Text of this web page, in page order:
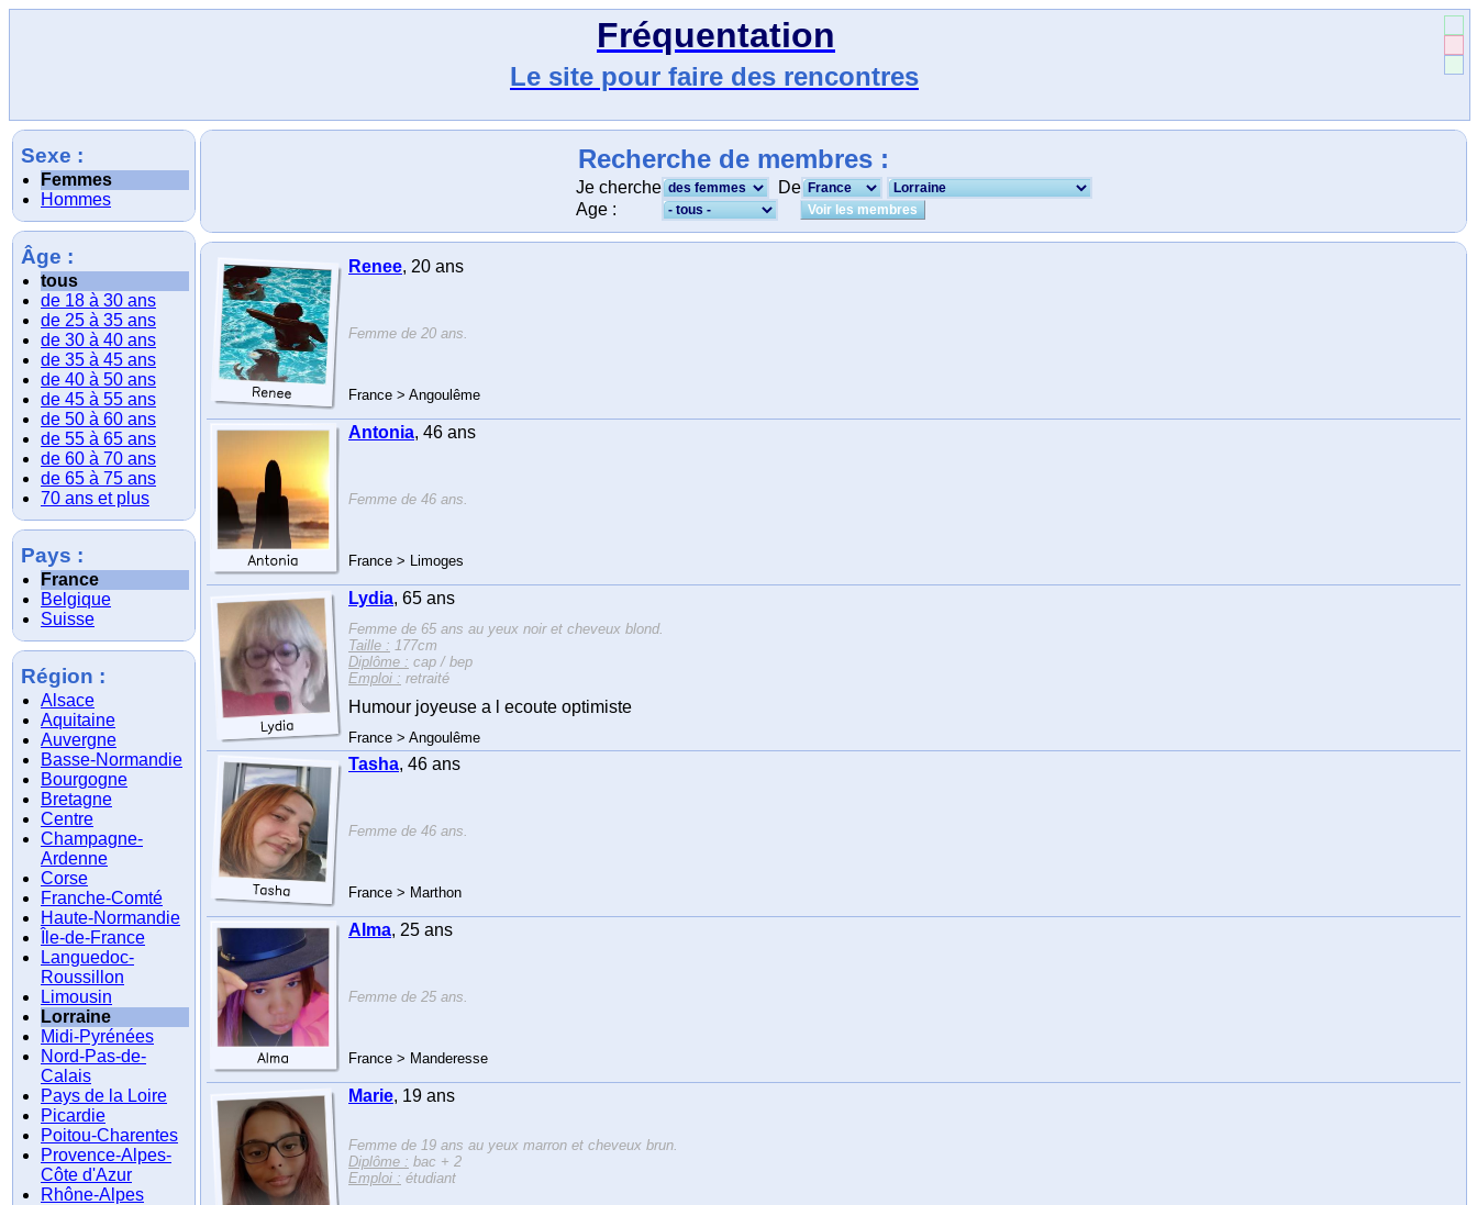
Fréquentation
Le site pour faire des rencontres
Sexe :
Femmes
Hommes
Âge :
tous
de 18 à 30 ans
de 25 à 35 ans
de 30 à 40 ans
de 35 à 45 ans
de 40 à 50 ans
de 45 à 55 ans
de 50 à 60 ans
de 55 à 65 ans
de 60 à 70 ans
de 65 à 75 ans
70 ans et plus
Pays :
France
Belgique
Suisse
Région :
Alsace
Aquitaine
Auvergne
Basse-Normandie
Bourgogne
Bretagne
Centre
Champagne-
Ardenne
Corse
Franche-Comté
Haute-Normandie
Île-de-France
Languedoc-
Roussillon
Limousin
Lorraine
Midi-Pyrénées
Nord-Pas-de-
Calais
Pays de la Loire
Picardie
Poitou-Charentes
Provence-Alpes-
Côte d'Azur
Rhône-Alpes
Recherche de membres :
Je cherche
De
Age :
Renee, 20 ans
Femme de 20 ans.
France > Angoulême
Antonia, 46 ans
Femme de 46 ans.
France > Limoges
Lydia, 65 ans
Femme de 65 ans au yeux noir et cheveux blond.
Taille : 177cm
Diplôme : cap / bep
Emploi : retraité
Humour joyeuse a l ecoute optimiste
France > Angoulême
Tasha, 46 ans
Femme de 46 ans.
France > Marthon
Alma, 25 ans
Femme de 25 ans.
France > Manderesse
Marie, 19 ans
Femme de 19 ans au yeux marron et cheveux brun.
Diplôme : bac + 2
Emploi : étudiant